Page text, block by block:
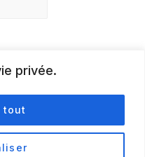
privée.
tout